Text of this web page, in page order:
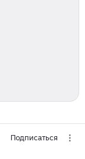
Подписаться